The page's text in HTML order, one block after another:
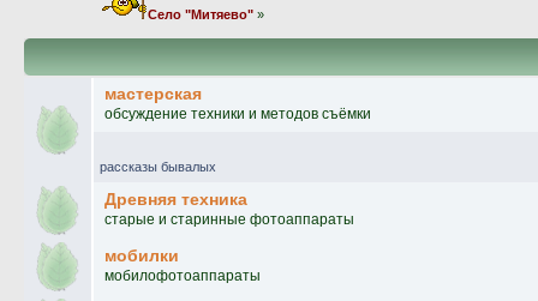
Село "Митяево"»
мастерская
обсуждение техники и методов съёмки
рассказы бывалых
Древняя техника
старые и старинные фотоаппараты
мобилки
мобилофотоаппараты